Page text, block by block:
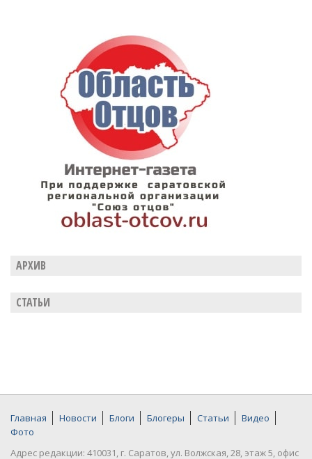
АРХИВ
СТАТЬИ
Главная Новости Блоги Блогеры Статьи
Видео
Фото
Адрес редакции: 410031, г. Саратов, ул. Волжская, 28, этаж 5, офис